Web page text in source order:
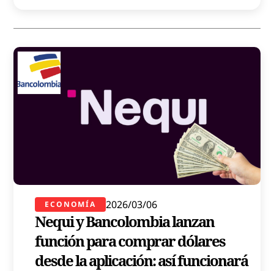
ECONOMÍA 2026/03/06
Nequi y Bancolombia lanzan
función para comprar dólares
desde la aplicación: así funcionará